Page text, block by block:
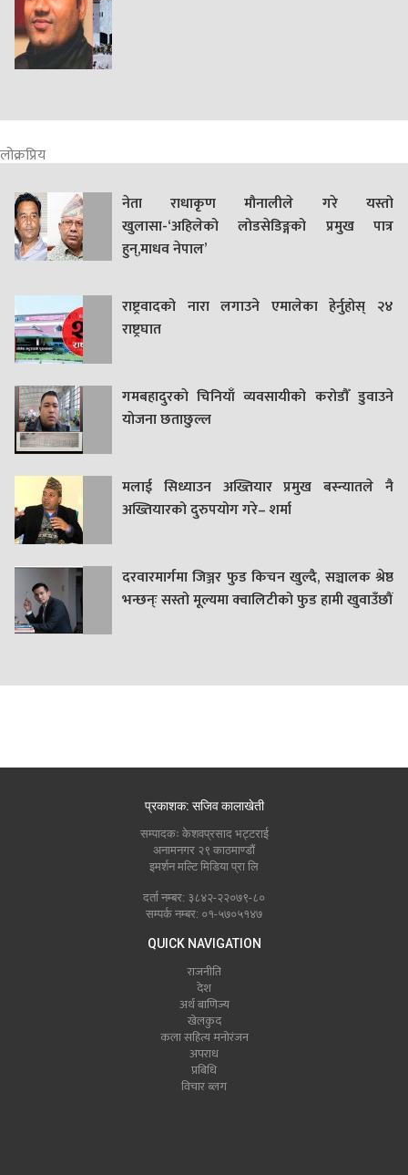
लोक्रप्रिय
नेता राधाकृण मौनालीले गरे यस्तो
खुलासा-‘अहिलेको लोडसेडिङ्गको प्रमुख पात्र
हुन्,माधव नेपाल’
राष्ट्रवादको नारा लगाउने एमालेका हेर्नुहोस् २४
राष्ट्रघात
गमबहादुरकाे चिनियाँ व्यवसायीको करोडौँ डुवाउने
याेजना छताछुल्ल
मलाई सिध्याउन अख्तियार प्रमुख बस्न्यातले नै
अख्तियारको दुरुपयोग गरे– शर्मा
दरवारमार्गमा जिञ्जर फुड किचन खुल्दै, सञ्चालक श्रेष्ठ
भन्छन्ः सस्तो मूल्यमा क्वालिटीको फुड हामी खुवाउँछौं
प्रकाशक: सजिव कालाखेती
सम्पादकः केशवप्रसाद भट्टराई
अनामनगर २९ काठमाण्डौं
इमर्शन मल्टि मिडिया प्रा लि
दर्ता नम्बर: ३८४२-२२०७९-८०
सम्पर्क नम्बर: ०१-५७०५१४७
QUICK NAVIGATION
राजनीति
देश
अर्थ बाणिज्य
खेलकुद
कला सहित्य मनोरंजन
अपराध
प्रबिधि
विचार ब्लग